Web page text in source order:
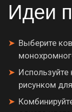
Идеи
Выберите
Используйте
рисунком